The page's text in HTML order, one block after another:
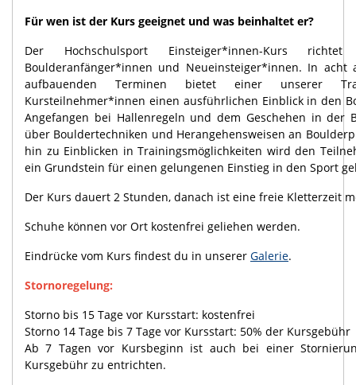
Für wen ist der Kurs geeignet und was beinhaltet er?
Der Hochschulsport Einsteiger*innen-Kurs
Boulderanfänger*innen und Neueinsteiger*innen. In acht
aufbauenden Terminen bietet einer unserer
Kursteilnehmer*innen einen ausführlichen Einblick in den
Angefangen bei Hallenregeln und dem Geschehen in der
über Bouldertechniken und Herangehensweisen an
hin zu Einblicken in Trainingsmöglichkeiten wird den
ein Grundstein für einen gelungenen Einstieg in den Sport
Der Kurs dauert 2 Stunden, danach ist eine freie Kletterzeit
Schuhe können vor Ort kostenfrei geliehen werden.
Eindrücke vom Kurs findest du in unserer Galerie.
Stornoregelung:
Storno bis 15 Tage vor Kursstart: kostenfrei
Storno 14 Tage bis 7 Tage vor Kursstart: 50% der Kursgebühr
Ab 7 Tagen vor Kursbeginn ist auch bei einer
Kursgebühr zu entrichten.